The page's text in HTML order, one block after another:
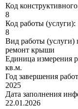
Код
8
Код работы (услуги):
8
Вид работы (услуги)
ремонт крыши
Единица измерения
кв.м.
Год завершения
2025
Дата заполнения
22.01.2026